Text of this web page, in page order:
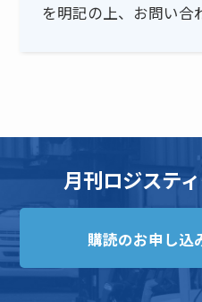
を明記の上、お問い合
月刊ロジステ
購読のお申し込